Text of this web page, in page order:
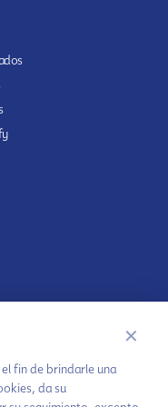
Chatea con LiA
por
✕
fin de brindarle una
da su